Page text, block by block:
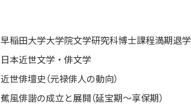
早稲田大学大学院文学研究科博士課程満期退学
日本近世文学・俳文学
近世俳壇史（元禄俳人の動向）
蕉風俳諧の成立と展開（延宝期～享保期）